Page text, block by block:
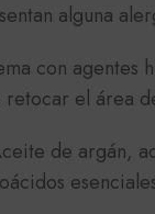
alguna
con
el área
de argán,